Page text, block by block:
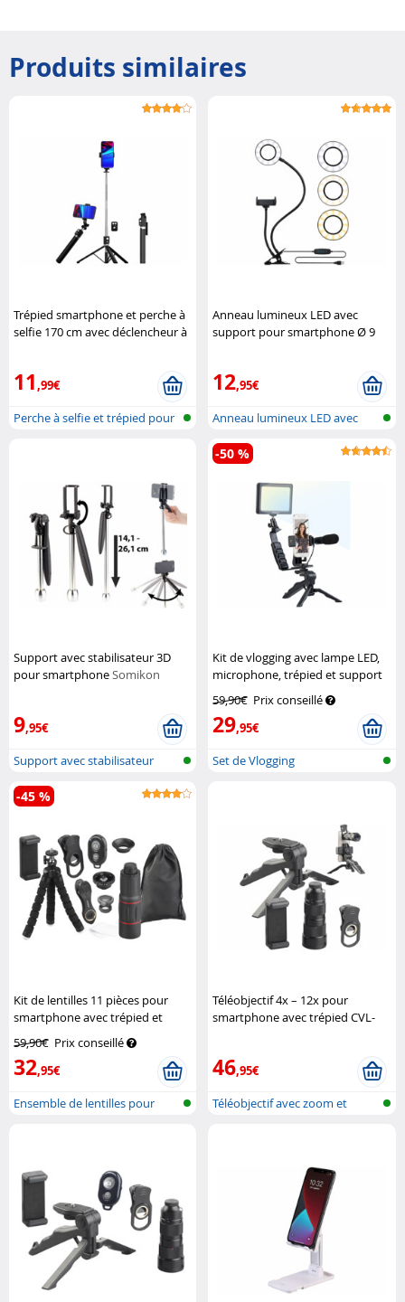
Produits similaires
Trépied smartphone et perche à
selfie 170 cm avec déclencheur à
11,99€
Perche à selfie et trépied pour
Anneau lumineux LED avec
support pour smartphone Ø 9
12,95€
Anneau lumineux LED avec
support po...
Support avec stabilisateur 3D
pour smartphoneSomikon
9,95€
Support avec stabilisateur
vidéo 3D...
Kit de vlogging avec lampe LED,
microphone, trépied et support
Somikon
59,90€ Prix conseillé
29,95€
-50 %
Set de Vlogging
Kit de lentilles 11 pièces pour
smartphone avec trépied et
déclencheur à distance CVL-220
Somikon
59,90€ Prix conseillé
32,95€
-45 %
Ensemble de lentilles pour
Téléobjectif 4x – 12x pour
smartphone avec trépied CVL-
46,95€
Téléobjectif avec zoom et